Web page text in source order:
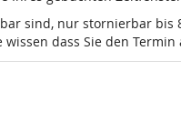
sind, nur stornierbar bis
dass Sie den